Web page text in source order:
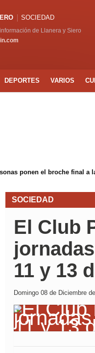
SOCIEDAD
de Llanera y Siero
DEPORTES VARIOS
ponen el broche final a
SOCIEDAD
El Club
11 y 13
Domingo 08 de Diciembre